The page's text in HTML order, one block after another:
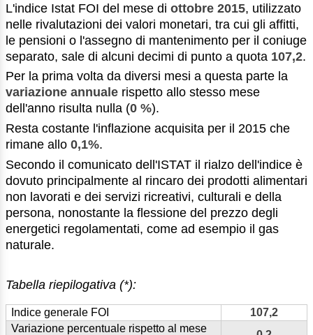
L'indice Istat FOI del mese di ottobre 2015, utilizzato
nelle rivalutazioni dei valori monetari, tra cui gli affitti,
le pensioni o l'assegno di mantenimento per il coniuge
separato, sale di alcuni decimi di punto a quota 107,2.
Per la prima volta da diversi mesi a questa parte la
variazione annuale rispetto allo stesso mese
dell'anno risulta nulla (0 %).
Resta costante l'inflazione acquisita per il 2015 che
rimane allo 0,1%.
Secondo il comunicato dell'ISTAT il rialzo dell'indice è
dovuto principalmente al rincaro dei prodotti alimentari
non lavorati e dei servizi ricreativi, culturali e della
persona, nonostante la flessione del prezzo degli
energetici regolamentati, come ad esempio il gas
naturale.
Tabella riepilogativa (*):
Indice generale FOI
107,2
Variazione percentuale rispetto al mese